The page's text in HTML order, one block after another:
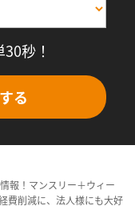
秒！
る
報！マンスリー＋ウィー
費削減に、法人様にも大好